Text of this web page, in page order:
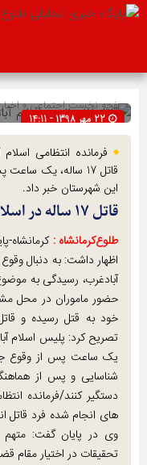
صفحه نخستاجتماعی»
22 مهر 1398 - 14:11
شناسه : 125536
فرمانده انتظامی
قاتل 17 ساله، یک
این شهرستان خبر داد.
قاتل ۱۷ ساله در اسلام آبادغرب دستگیر شد
طلوع‌‌کرمانشاه :
اظهار داشت: به دنبال
آبادغرب، رسیدگی به
خود به قتل رسیده و
تصریح کرد: پلیس اسلام
شناسایی و پس از
دستگیر کنند/فرمانده
های انجام شده فرد قاتل
وی در پایان گفت:
تحقیقات در اختیار مقام